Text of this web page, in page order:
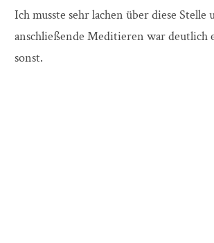
Ich musste sehr lachen über diese Stelle
anschließende Meditieren war deutlich
sonst.